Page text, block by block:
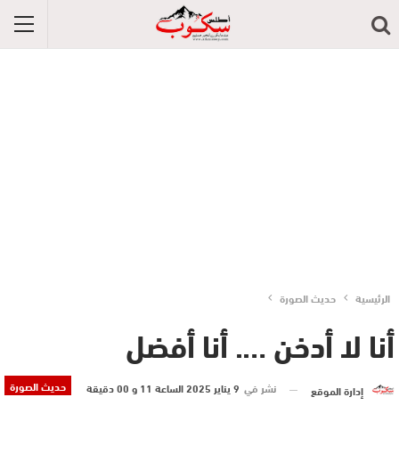
الرئيسية حديث الصورة
أنا لا أدخن …. أنا أفضل
حديث الصورة إدارة الموقع نشر في 9 يناير 2025 الساعة 11 و 00 دقيقة